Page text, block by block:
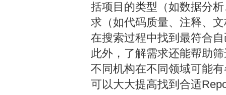
括项目的类型（如数据分
求（如代码质量、注释、
在搜索过程中找到最符合
此外，了解需求还能帮助
不同机构在不同领域可能
可以大大提高找到合适